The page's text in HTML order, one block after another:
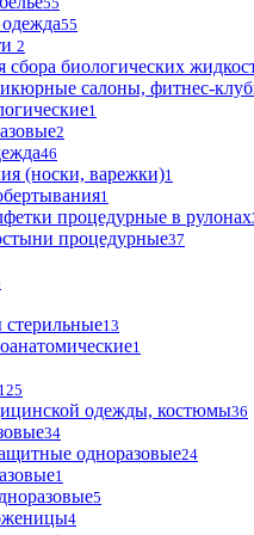
55
2
сбора биологических
салоны, фитнес-
1
2
46
(носки, варежки)1
1
процедурные в рулонах
процедурные37
13
1
125
одежды, костюмы36
34
одноразовые24
1
5
4